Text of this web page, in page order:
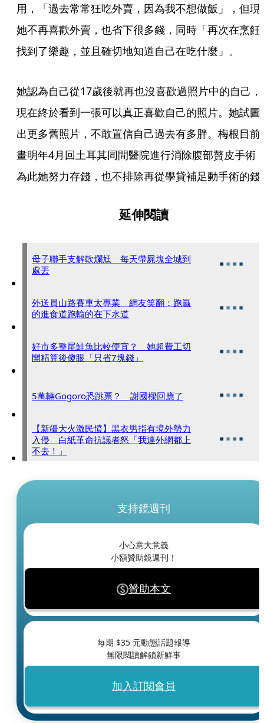
用，「過去常常狂吃外賣，因為我不想做飯」，但現
她不再喜歡外賣，也省下很多錢，同時「再次在烹飪
找到了樂趣，並且確切地知道自己在吃什麼」。
她認為自己從17歲後就再也沒喜歡過照片中的自己，
現在終於看到一張可以真正喜歡自己的照片。她試圖
出更多舊照片，不敢置信自己過去有多胖。梅根目前
畫明年4月回土耳其同間醫院進行消除腹部贅皮手術
延伸閱讀
母子聯手支解軟爛尪 每天帶屍塊全城到
處丟
外送員山路賽車太專業 網友笑翻：跑贏
的進食道跑輸的在下水道
好市多整尾鮭魚比較便宜？ 她超費工切
開精算後傻眼「只省7塊錢」
5萬輛Gogoro恐跳票？ 謝國樑回應了
【新疆大火激民憤】黑衣男指有境外勢力
入侵 白紙革命抗議者怒「我連外網都上
不去！」
支持鏡週刊
小心意大意義
小額贊助鏡週刊！
贊助本文
每期 $35 元動態話題報導
無限閱讀解鎖新鮮事
加入訂閱會員